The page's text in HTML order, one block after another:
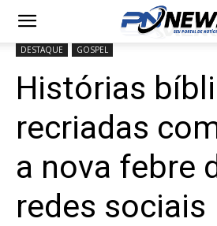
DESTAQUE GOSPEL
Histórias
recriadas
a nova febre
redes sociais